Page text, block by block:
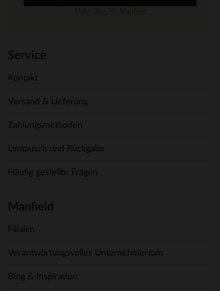
Service
Kontakt
Versand & Lieferung
Zahlungsmethoden
Umtausch und Rückgabe
Häufig gestellte Fragen
Manfield
Filialen
Verantwortungsvolles Unternehmertum
Blog & Inspiration